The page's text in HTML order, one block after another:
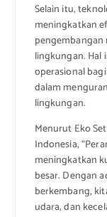
Selain itu,
meningkatkan
lingkungan. Hal
operasional
dalam
lingkungan.
Menurut Eko
Indonesia,
meningkatkan
besar. Dengan
berkembang,
udara, dan